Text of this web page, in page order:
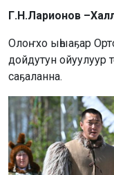
Г.Н.Ларионов
Олоҥхо ыһыаҕар
дойдутун ойуулуур
саҕаланна.